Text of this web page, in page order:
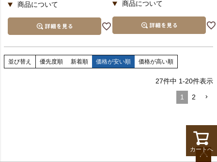
並び替え 優先度順 新着順 価格が安い順 価格が高い順
27件中 1-20件表示
1 2
カートへ